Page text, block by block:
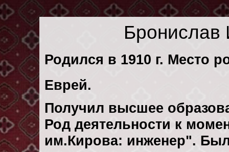
Бронислав
Родился в 1910 г. Место
Еврей.
Получил высшее
Род деятельности к
им.Кирова: инженер".